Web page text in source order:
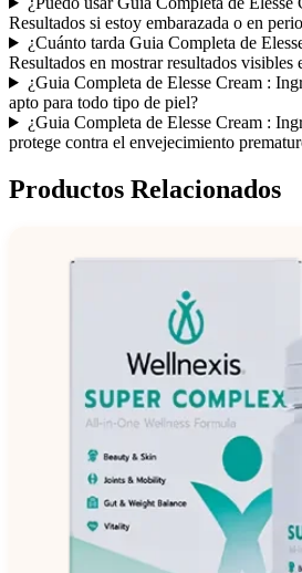
Resultados si estoy embarazada o en
¿Cuánto tarda Guia Completa de
Resultados en mostrar resultados visibles
¿Guia Completa de Elesse Cream :
apto para todo tipo de piel?
¿Guia Completa de Elesse Cream :
protege contra el envejecimiento
Productos Relacionados